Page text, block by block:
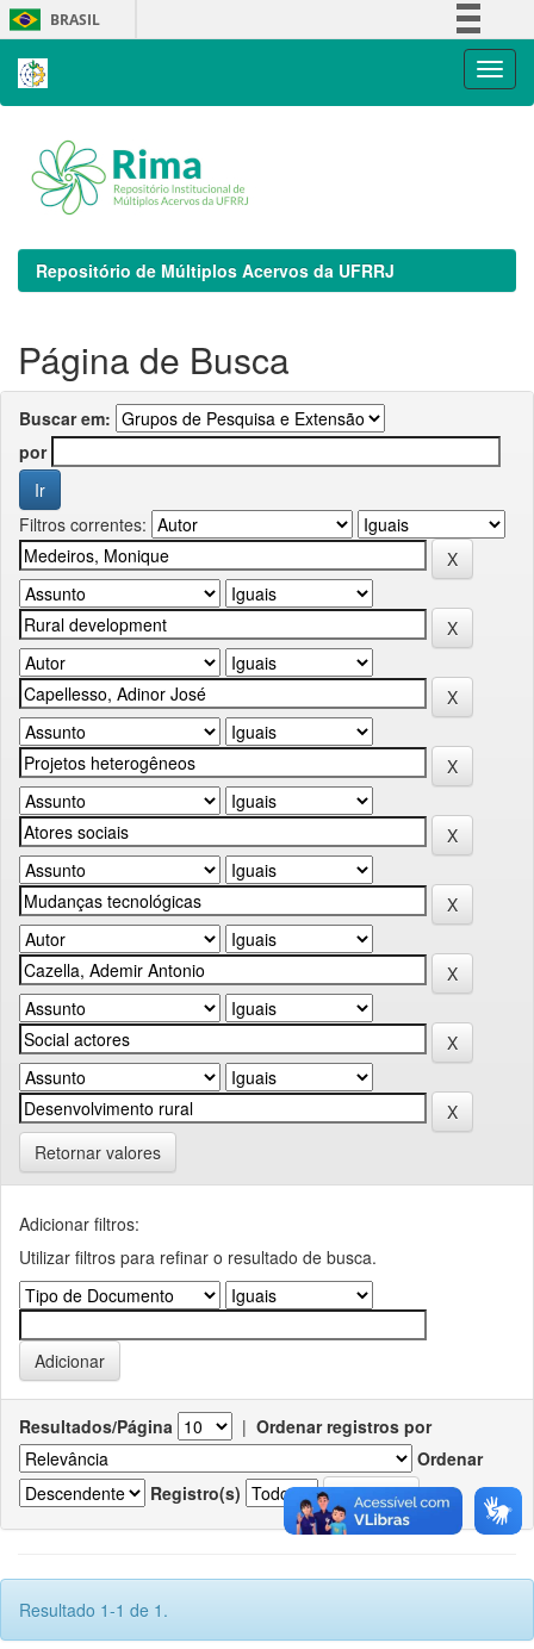
Skip
navigation
BRASIL
Repositório de Múltiplos Acervos da UFRRJ
Página de Busca
Buscar em:
por
Filtros correntes:
Retornar valores
Adicionar filtros:
Utilizar filtros para refinar o resultado de busca.
Resultados/Página | Ordenar registros por
Ordenar
Registro(s)
Resultado 1-1 de 1.